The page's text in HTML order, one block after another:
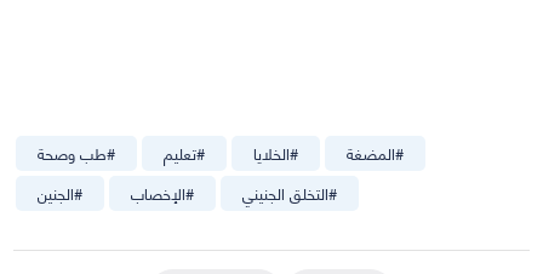
#طب وصحة #تعليم #الخلايا #المضغة
#الجنين #الإخصاب #التخلق الجنيني